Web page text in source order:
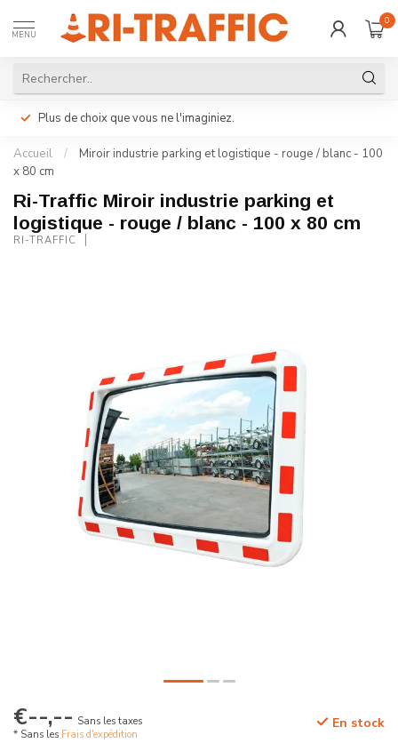
MENU
0
Plus de choix que vous ne l'imaginiez.
Accueil /
Miroir industrie parking et logistique - rouge / blanc - 100
x 80 cm
Ri-Traffic Miroir industrie parking et
logistique - rouge / blanc - 100 x 80 cm
RI-TRAFFIC
€--,-- Sans les taxes
* Sans les Frais d'expédition
En stock